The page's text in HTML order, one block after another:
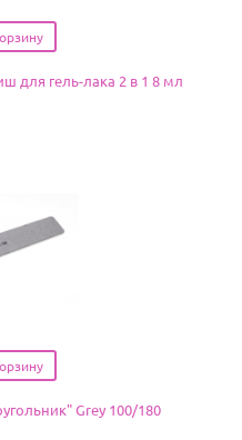
для гель-лака 2 в 1 8 мл
Grey 100/180